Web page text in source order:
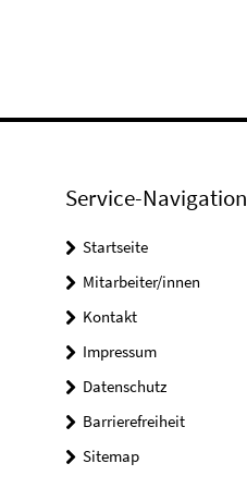
Service-Navigation
Startseite
Mitarbeiter/innen
Kontakt
Impressum
Datenschutz
Barrierefreiheit
Sitemap